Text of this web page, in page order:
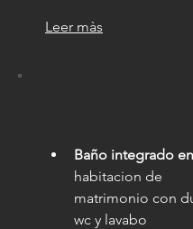
Leer màs
Baño integrado en
habitacion de
matrimonio con
wc y lavabo